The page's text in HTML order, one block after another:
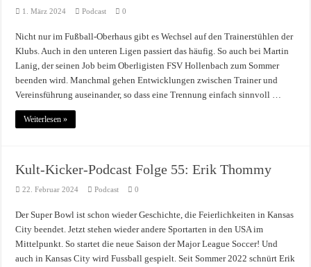
1. März 2024 Podcast 0
Nicht nur im Fußball-Oberhaus gibt es Wechsel auf den Trainerstühlen der
Klubs. Auch in den unteren Ligen passiert das häufig. So auch bei Martin
Lanig, der seinen Job beim Oberligisten FSV Hollenbach zum Sommer
beenden wird. Manchmal gehen Entwicklungen zwischen Trainer und
Vereinsführung auseinander, so dass eine Trennung einfach sinnvoll …
Weiterlesen »
Kult-Kicker-Podcast Folge 55: Erik Thommy
22. Februar 2024 Podcast 0
Der Super Bowl ist schon wieder Geschichte, die Feierlichkeiten in Kansas
City beendet. Jetzt stehen wieder andere Sportarten in den USA im
Mittelpunkt. So startet die neue Saison der Major League Soccer! Und
auch in Kansas City wird Fussball gespielt. Seit Sommer 2022 schnürt Erik